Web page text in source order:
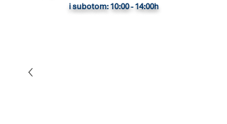
i subotom: 10:00 - 14:00h